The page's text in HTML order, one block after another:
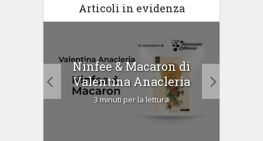
Articoli in evidenza
Ninfee & Macaron di
Valentina Anacleria
3 minuti per la lettura